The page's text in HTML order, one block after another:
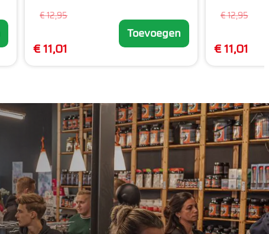
€ 12,95
€ 11,01
Toevoegen
€ 12,95
€ 11,01